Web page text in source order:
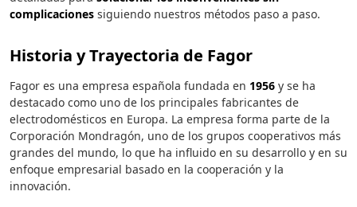
complicaciones siguiendo nuestros métodos paso a paso.
Historia y Trayectoria de Fagor
Fagor es una empresa española fundada en 1956 y se ha
destacado como uno de los principales fabricantes de
electrodomésticos en Europa. La empresa forma parte de la
Corporación Mondragón, uno de los grupos cooperativos más
grandes del mundo, lo que ha influido en su desarrollo y en su
enfoque empresarial basado en la cooperación y la
innovación.